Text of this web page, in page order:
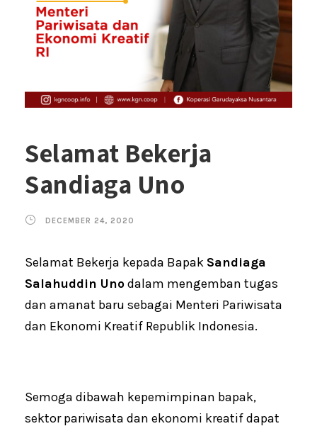
Selamat Bekerja
Sandiaga Uno
DECEMBER 24, 2020
Selamat Bekerja kepada Bapak Sandiaga
Salahuddin Unodalam mengemban tugas
dan amanat baru sebagai Menteri Pariwisata
dan Ekonomi Kreatif Republik Indonesia.
Semoga dibawah kepemimpinan bapak,
sektor pariwisata dan ekonomi kreatif dapat